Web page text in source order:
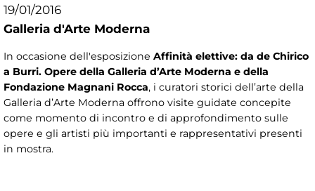
19/01/2016
Galleria d'Arte Moderna
In occasione dell'esposizione Affinità elettive: da de Chirico
a Burri. Opere della Galleria d’Arte Moderna e della
Fondazione Magnani Rocca, i curatori storici dell’arte della
Galleria d’Arte Moderna offrono visite guidate concepite
come momento di incontro e di approfondimento sulle
opere e gli artisti più importanti e rappresentativi presenti
in mostra.